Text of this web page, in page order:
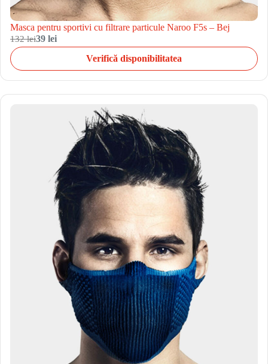
Masca pentru sportivi cu filtrare particule Naroo F5s – Bej
132 lei39 lei
Verifică disponibilitatea